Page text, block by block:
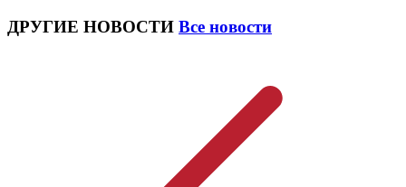
ДРУГИЕ НОВОСТИ Все новости